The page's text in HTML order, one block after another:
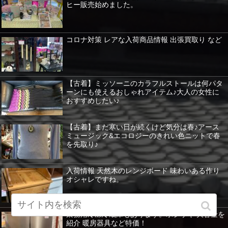
ヒー販売始めました。
コロナ対策 レアな入荷商品情報 出張買取り など
【古着】ミッソーニのカラフルストールは何パタ
ーンにも使えるおしゃれアイテム♪大人の女性に
おすすめしたい♪
【古着】まだ寒い日が続くけど気分は春♪アース
ミュージック&エコロジーのきれい色ニットで春
を先取り♪
入荷情報 天然木のレンジボード 味わいある作り
オシャレですね。
業務用冷凍冷蔵庫もあります。ホシザキ 大容量を
紹介 暖房器具など特価！